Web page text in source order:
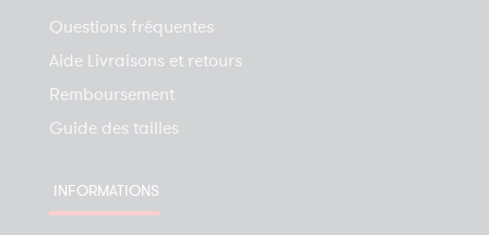
Questions fréquentes
Aide Livraisons et retours
Remboursement
Guide des tailles
INFORMATIONS